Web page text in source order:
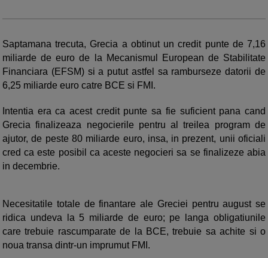
Saptamana trecuta, Grecia a obtinut un credit punte de 7,16
miliarde de euro de la Mecanismul European de Stabilitate
Financiara (EFSM) si a putut astfel sa ramburseze datorii de
6,25 miliarde euro catre BCE si FMI.
Intentia era ca acest credit punte sa fie suficient pana cand
Grecia finalizeaza negocierile pentru al treilea program de
ajutor, de peste 80 miliarde euro, insa, in prezent, unii oficiali
cred ca este posibil ca aceste negocieri sa se finalizeze abia
in decembrie.
Necesitatile totale de finantare ale Greciei pentru august se
ridica undeva la 5 miliarde de euro; pe langa obligatiunile
care trebuie rascumparate de la BCE, trebuie sa achite si o
noua transa dintr-un imprumut FMI.